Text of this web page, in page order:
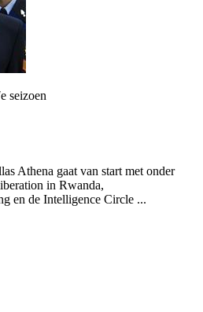
seizoen
Athena gaat van start met onder
in Rwanda,
en de Intelligence Circle ...